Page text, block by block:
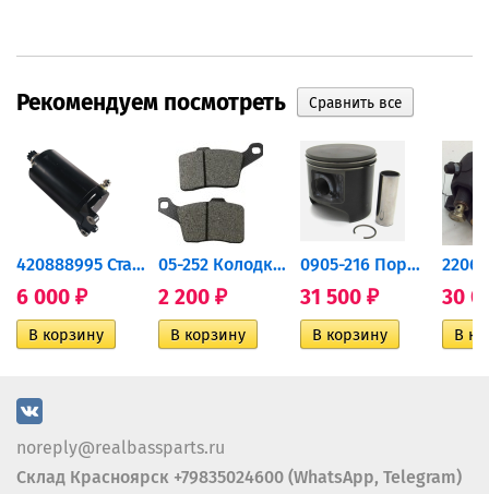
Рекомендуем посмотреть
420888995 Стартер для...
6 000 ₽
05-252 Колодки тормозные...
2 200 ₽
0905-216 Поршень Arctic Cat...
31 500 ₽ 30
noreply@realbassparts.ru
Склад Красноярск +79835024600 (WhatsApp, Telegram)